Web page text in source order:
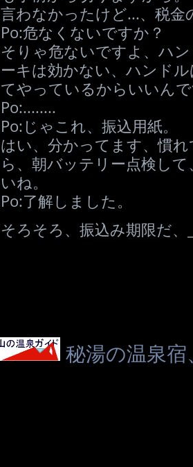
言わなかったけど...、税金
Po:危なくないですか？
そりゃ危ないですよ、ハ
ーキは効かない、ハンド
てやっているからいいん
Po:........
Po:じゃこれ、振込用紙。
はい、分かってます、慣
ら、朝バッテリー点検し
いね。
Po:了解しました。
そろそろ、振込み期限だ
秘湯の温泉